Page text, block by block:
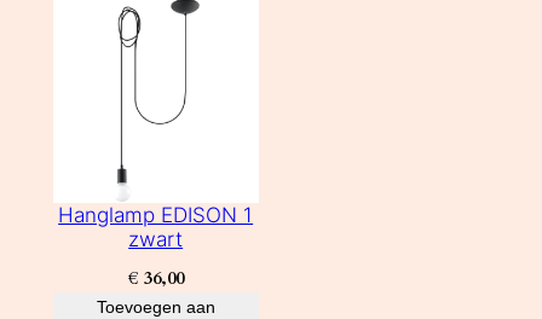
Hanglamp EDISON 1
zwart
€ 36,00
Toevoegen aan